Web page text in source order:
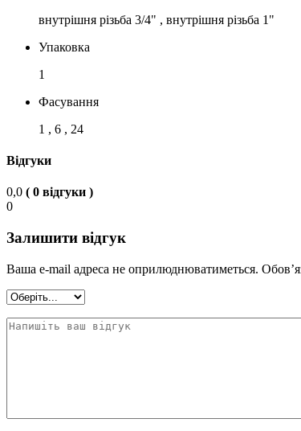
внутрішня різьба 3/4" , внутрішня різьба 1"
Упаковка
1
Фасування
1 , 6 , 24
Відгуки
0,0 ( 0 відгуки )
0
Залишити відгук
Ваша e-mail адреса не оприлюднюватиметься.